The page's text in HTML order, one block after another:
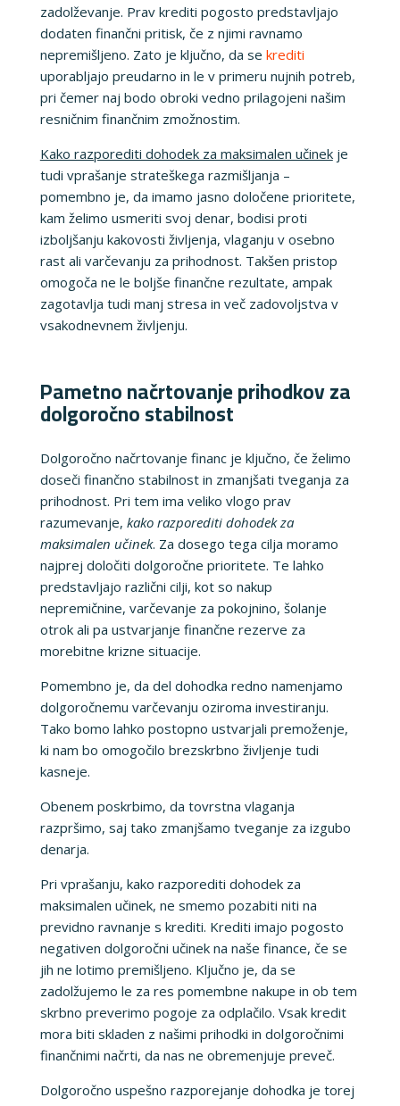
zadolževanje. Prav krediti pogosto predstavljajo
dodaten finančni pritisk, če z njimi ravnamo
nepremišljeno. Zato je ključno, da se krediti
uporabljajo preudarno in le v primeru nujnih potreb,
pri čemer naj bodo obroki vedno prilagojeni našim
resničnim finančnim zmožnostim.
Kako razporediti dohodek za maksimalen učinekje
tudi vprašanje strateškega razmišljanja –
pomembno je, da imamo jasno določene prioritete,
kam želimo usmeriti svoj denar, bodisi proti
izboljšanju kakovosti življenja, vlaganju v osebno
rast ali varčevanju za prihodnost. Takšen pristop
omogoča ne le boljše finančne rezultate, ampak
zagotavlja tudi manj stresa in več zadovoljstva v
vsakodnevnem življenju.
Pametno načrtovanje prihodkov za
dolgoročno stabilnost
Dolgoročno načrtovanje financ je ključno, če želimo
doseči finančno stabilnost in zmanjšati tveganja za
prihodnost. Pri tem ima veliko vlogo prav
razumevanje, kako razporediti dohodek za
maksimalen učinek. Za dosego tega cilja moramo
najprej določiti dolgoročne prioritete. Te lahko
predstavljajo različni cilji, kot so nakup
nepremičnine, varčevanje za pokojnino, šolanje
otrok ali pa ustvarjanje finančne rezerve za
morebitne krizne situacije.
Pomembno je, da del dohodka redno namenjamo
dolgoročnemu varčevanju oziroma investiranju.
Tako bomo lahko postopno ustvarjali premoženje,
ki nam bo omogočilo brezskrbno življenje tudi
kasneje.
Obenem poskrbimo, da tovrstna vlaganja
razpršimo, saj tako zmanjšamo tveganje za izgubo
denarja.
Pri vprašanju, kako razporediti dohodek za
maksimalen učinek, ne smemo pozabiti niti na
previdno ravnanje s krediti. Krediti imajo pogosto
negativen dolgoročni učinek na naše finance, če se
jih ne lotimo premišljeno. Ključno je, da se
zadolžujemo le za res pomembne nakupe in ob tem
skrbno preverimo pogoje za odplačilo. Vsak kredit
mora biti skladen z našimi prihodki in dolgoročnimi
finančnimi načrti, da nas ne obremenjuje preveč.
Dolgoročno uspešno razporejanje dohodka je torej